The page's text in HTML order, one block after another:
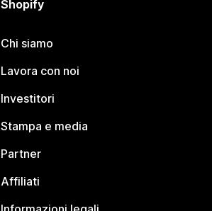
Shopify
Chi siamo
Lavora con noi
Investitori
Stampa e media
Partner
Affiliati